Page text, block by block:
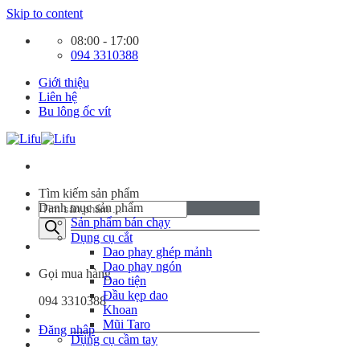
Skip to content
08:00 - 17:00
094 3310388
Giới thiệu
Liên hệ
Bu lông ốc vít
Tìm kiếm sản phẩm
Gọi mua hàng
094 3310388
Đăng nhập
Danh mục sản phẩm
Sản phẩm bán chạy
Dụng cụ cắt
Dao phay ghép mảnh
Dao phay ngón
Dao tiện
Đầu kẹp dao
Khoan
Mũi Taro
Dụng cụ cầm tay